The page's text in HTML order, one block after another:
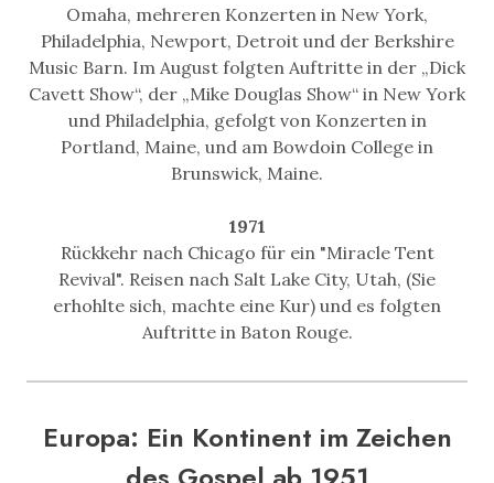
Omaha, mehreren Konzerten in New York,
Philadelphia, Newport, Detroit und der Berkshire
Music Barn. Im August folgten Auftritte in der „Dick
Cavett Show“, der „Mike Douglas Show“ in New York
und Philadelphia, gefolgt von Konzerten in
Portland, Maine, und am Bowdoin College in
Brunswick, Maine.
1971
Rückkehr nach Chicago für ein "Miracle Tent
Revival". Reisen nach Salt Lake City, Utah, (Sie
erhohlte sich, machte eine Kur) und es folgten
Auftritte in Baton Rouge.
Europa: Ein Kontinent im Zeichen